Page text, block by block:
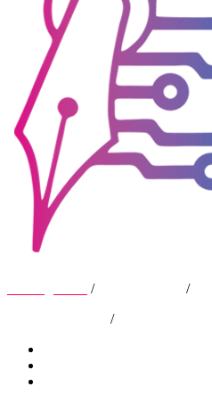
/
/
/